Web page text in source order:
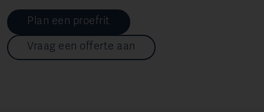
Plan een proefrit
Vraag een offerte aan